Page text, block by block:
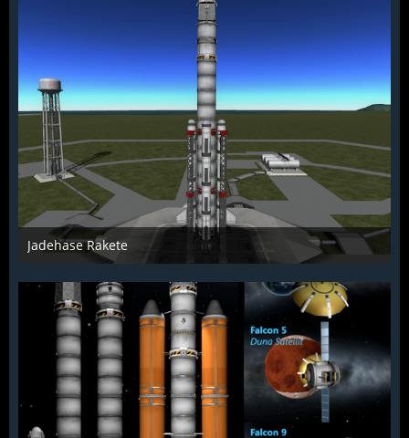
Jadehase Rakete
4. Januar 2014
1.804
0 1